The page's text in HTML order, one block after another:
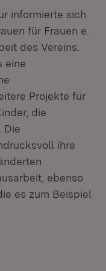
informierte sich
für Frauen e.
des Vereins.
eine
Projekte für
die
Die
ihre
ebenso
es zum Beispiel